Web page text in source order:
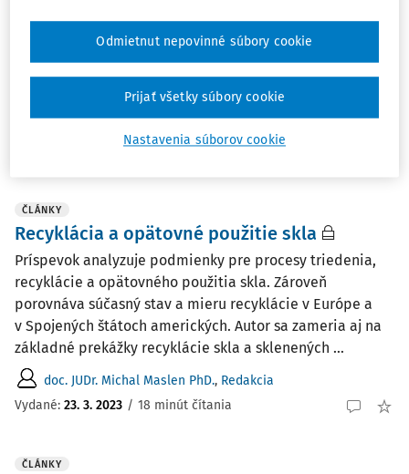
sklenených materiálov. V úvodnej časti poukazuje na
environmentálne benefity uvedeného procesu. Po
recyklácie. Ďalšie časti príspevku sa zameriavajú ...
24. 9. 2024 / 15 minút čítania
ČLÁNKY
Recyklácia a opätovné použitie skla
Príspevok analyzuje podmienky pre procesy triedenia,
recyklácie a opätovného použitia skla. Zároveň
porovnáva súčasný stav a mieru recyklácie v Európe a
v Spojených štátoch amerických. Autor sa zameria aj na
základné prekážky recyklácie skla a sklenených ...
doc. JUDr. Michal Maslen PhD., Redakcia
Vydané: 23. 3. 2023 / 18 minút čítania
ČLÁNKY
Nastavenia súborov cookie
Odmietnut nepovinné súbory cookie
Prijať všetky súbory cookie